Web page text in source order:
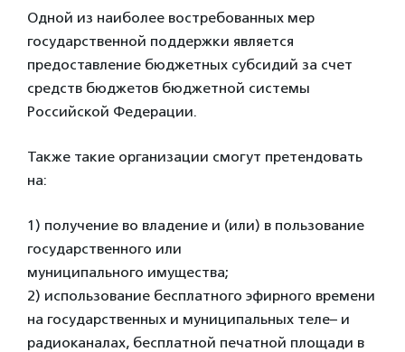
Одной из наиболее востребованных мер
государственной поддержки является
предоставление бюджетных субсидий за счет
средств бюджетов бюджетной системы
Российской Федерации.
Также такие организации смогут претендовать
на:
1) получение во владение и (или) в пользование
государственного или
муниципального имущества;
2) использование бесплатного эфирного времени
на государственных и муниципальных теле– и
радиоканалах, бесплатной печатной площади в